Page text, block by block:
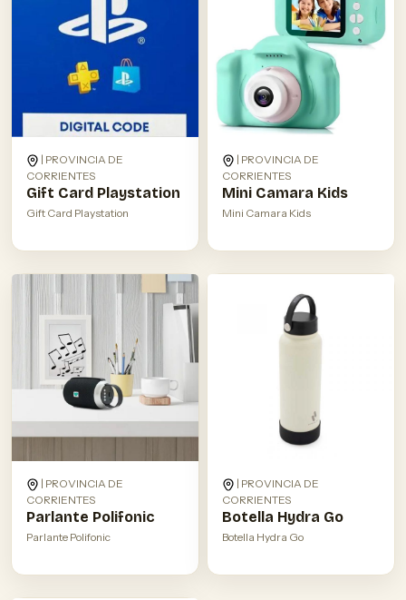
| PROVINCIA DE
CORRIENTES
Gift Card Playstation
Gift Card Playstation
| PROVINCIA DE
CORRIENTES
Mini Camara Kids
Mini Camara Kids
| PROVINCIA DE
CORRIENTES
Parlante Polifonic
Parlante Polifonic
| PROVINCIA DE
CORRIENTES
Botella Hydra Go
Botella Hydra Go